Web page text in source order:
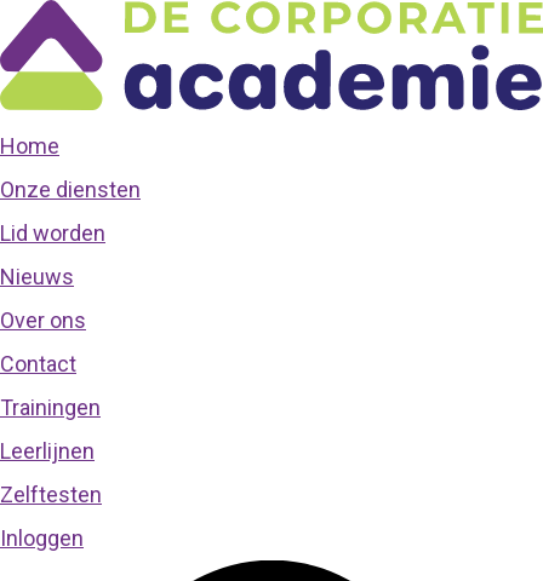
Home
Onze diensten
Lid worden
Nieuws
Over ons
Contact
Trainingen
Leerlijnen
Zelftesten
Inloggen